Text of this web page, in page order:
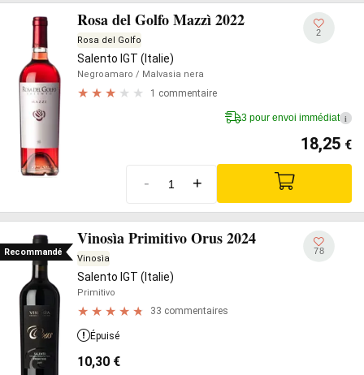
Rosa del Golfo Mazzì 2022
Rosa del Golfo
Salento IGT (Italie)
Negroamaro / Malvasia nera
1 commentaire
2
3 pour envoi immédiat i
18,25 €
- +
Recommandé
Vinosìa Primitivo Orus 2024
Vinosìa
Salento IGT (Italie)
Primitivo
33 commentaires
78
Épuisé
10,30 €